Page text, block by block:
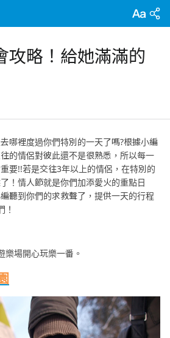
攻略！給她滿滿的
哪裡度過你們特別的一天了嗎?根據小編
的情侶對彼此還不是很熟悉，所以每一
要!!若是交往3年以上的情侶，在特別的
！情人節就是你們加添愛火的重點日
聽到你們的求救聲了，提供一天的行程
！
樂場開心玩樂一番。